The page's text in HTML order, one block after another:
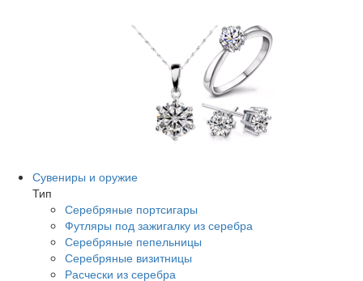
Сувениры и оружие
Тип
Серебряные портсигары
Футляры под зажигалку из серебра
Серебряные пепельницы
Серебряные визитницы
Расчески из серебра